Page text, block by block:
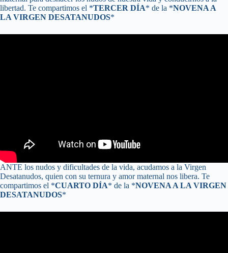
libertad. Te compartimos el *TERCER DÍA* de la *NOVENA A
LA VIRGEN DESATANUDOS*
ANTE los nudos y dificultades de la vida, acudamos a la Virgen
Desatanudos, quien con su ternura y amor maternal nos libera. Te
compartimos el *CUARTO DÍA* de la *NOVENA A LA VIRGEN
DESATANUDOS*